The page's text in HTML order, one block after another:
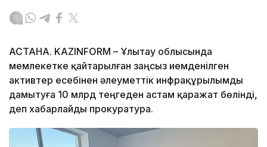
АСТАНА. KAZINFORM – Ұлытау облысында
мемлекетке қайтарылған заңсыз иемденілген
активтер есебінен әлеуметтік инфрақұрылымды
дамытуға 10 млрд теңгеден астам қаражат бөлінді,
деп хабарлайды прокуратура.